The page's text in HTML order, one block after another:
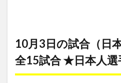
10月3日の試合（日
全15試合 ★日本人選